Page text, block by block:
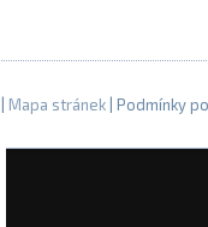
Mapa stránek | Podmínky